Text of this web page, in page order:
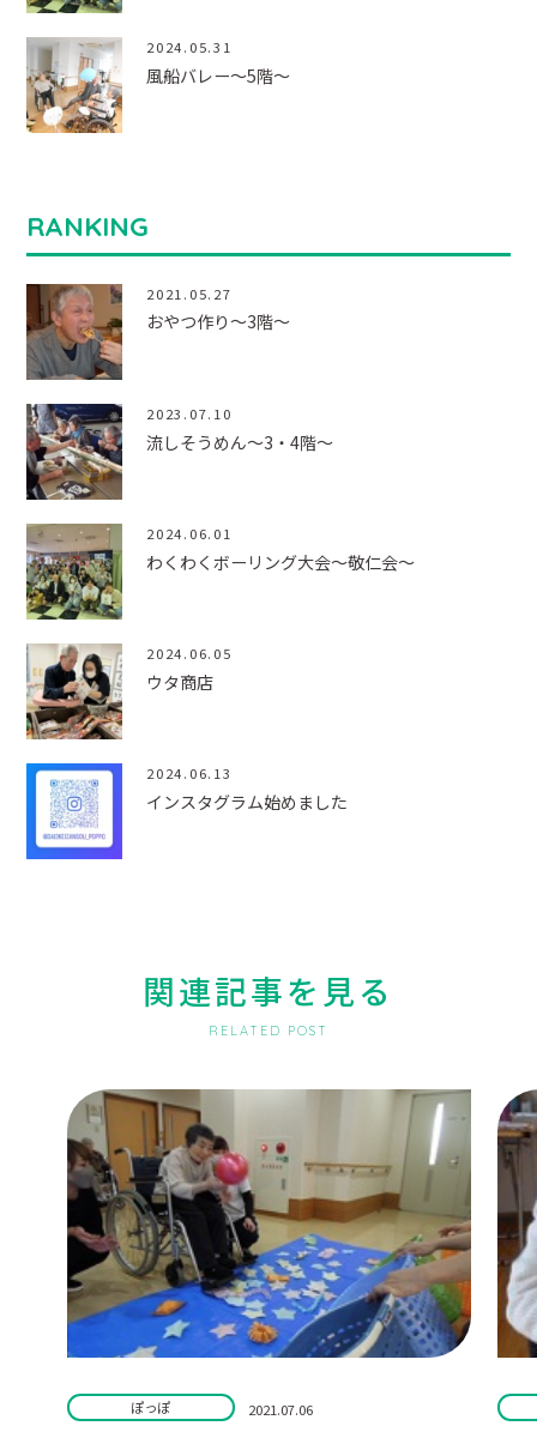
2024.05.31
風船バレー～5階～
RANKING
2021.05.27
おやつ作り～3階～
2023.07.10
流しそうめん～3・4階～
2024.06.01
わくわくボーリング大会～敬仁会～
2024.06.05
ウタ商店
2024.06.13
インスタグラム始めました
関連記事を見る
RELATED POST
ぽっぽ 2021.07.06